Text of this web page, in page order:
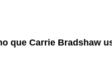
que Carrie Bradshaw